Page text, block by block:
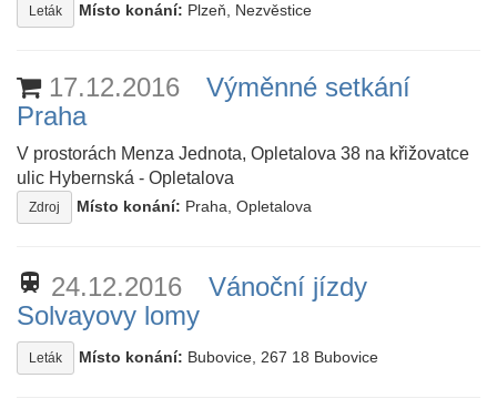
Leták Místo konání: Plzeň, Nezvěstice
17.12.2016
Výměnné setkání
Praha
V prostorách Menza Jednota, Opletalova 38 na křižovatce
ulic Hybernská - Opletalova
Zdroj Místo konání: Praha, Opletalova
train 24.12.2016
Vánoční jízdy
Solvayovy lomy
Leták Místo konání: Bubovice, 267 18 Bubovice